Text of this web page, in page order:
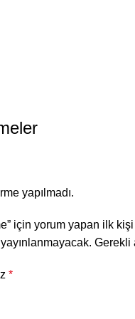
yapılmadı.
için yorum yapan ilk
Gerekli
*